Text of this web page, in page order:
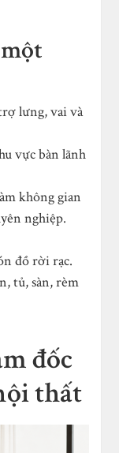
lưng, vai và
vực bàn lãnh
không gian
nghiệp.
đồ rời rạc.
tủ, sàn, rèm
đốc
thất